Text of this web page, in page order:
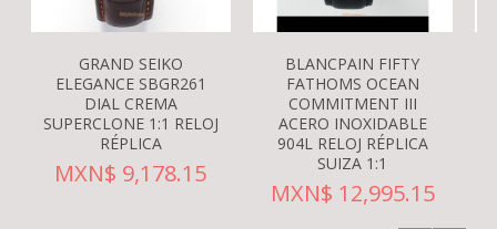
GRAND SEIKO
ELEGANCE SBGR261
DIAL CREMA
SUPERCLONE 1:1 RELOJ
RÉPLICA
MXN$ 9,178.15
BLANCPAIN FIFTY
FATHOMS OCEAN
COMMITMENT III
ACERO INOXIDABLE
904L RELOJ RÉPLICA
SUIZA 1:1
MXN$ 12,995.15